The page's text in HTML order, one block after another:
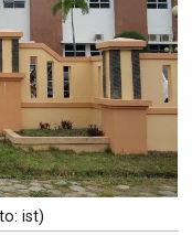
ist)